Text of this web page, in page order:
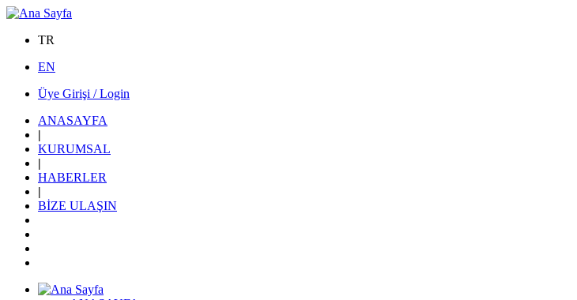
TR
EN
Üye Girişi / Login
ANASAYFA
|
KURUMSAL
|
HABERLER
|
BİZE ULAŞIN